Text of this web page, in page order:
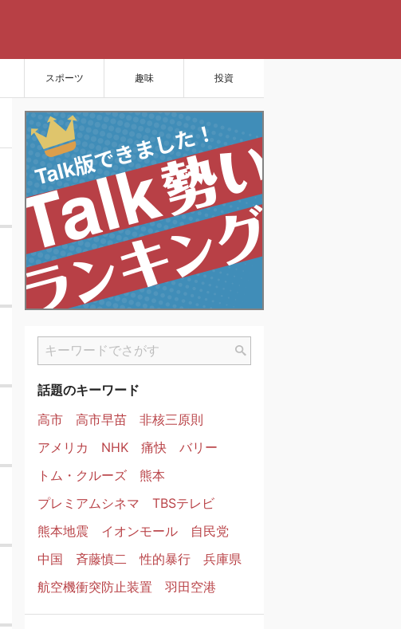
スポーツ 趣味 投資
話題のキーワード
高市
高市早苗
非核三原則
アメリカ
NHK 痛快
バリー
トム・クルーズ
熊本
プレミアムシネマ
TBSテレビ
熊本地震
イオンモール
自民党
中国
斉藤慎二 性的暴行
兵庫県
航空機衝突防止装置
羽田空港